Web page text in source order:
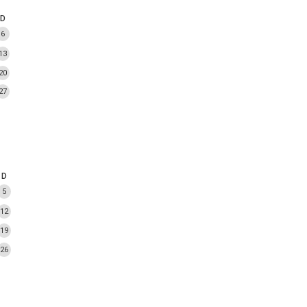
D
6
13
20
27
D
5
12
19
26